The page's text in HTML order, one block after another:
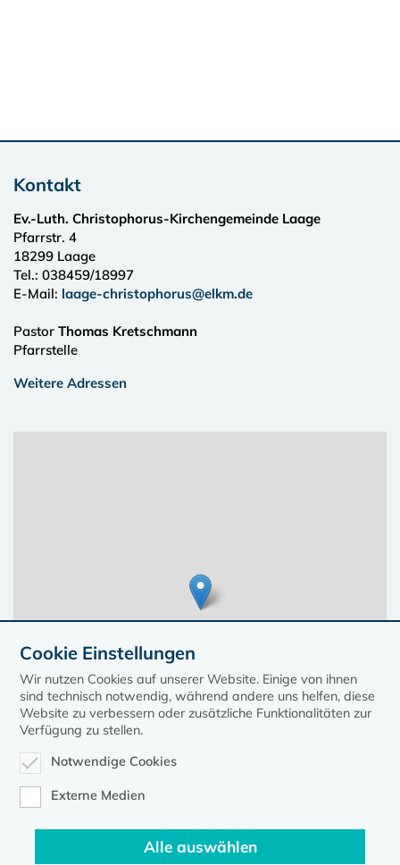
Kontakt
Ev.-Luth. Christophorus-Kirchengemeinde Laage
Pfarrstr. 4
18299 Laage
Tel.: 038459/18997
E-Mail: laage-christophorus@elkm.de
Pastor Thomas Kretschmann
Pfarrstelle
Weitere Adressen
Diese Seite gehört zum Portalkirche-mv.de
Cookie Einstellungen
Wir nutzen Cookies auf unserer Website. Einige von ihnen
sind technisch notwendig, während andere uns helfen, diese
Website zu verbessern oder zusätzliche Funktionalitäten zur
Verfügung zu stellen.
Notwendige Cookies
Externe Medien
Alle auswählen